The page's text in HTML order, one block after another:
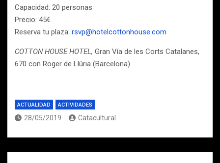
Capacidad: 20 personas
Precio: 45€
Reserva tu plaza: rsvp@hotelcottonhouse.com
COTTON HOUSE HOTEL, Gran Vía de les Corts Catalanes,
670 con Roger de Llúria (Barcelona)
ACTUALIDAD ACTIVIDADES
28/05/2019 Catacultural